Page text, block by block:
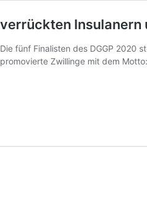
Die fünf Finalisten des DGGP 2020
promovierte Zwillinge mit dem